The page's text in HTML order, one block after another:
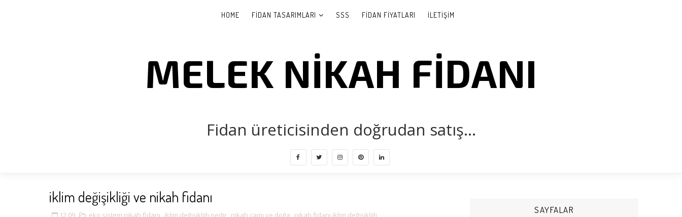
HOME FIDAN TASARIMLARI SSS FIDAN FIYATLARI İLETIŞIM
MELEK NIKAH FIDANI
Fidan üreticisinden doğrudan satış...
iklim değişikliği ve nikah fidanı
12:09 eko sistem nikah fidanı, iklim değişikliği nedir, nikah çamı ve doğa, nikah fidanı iklim değişikliği SAYFALAR